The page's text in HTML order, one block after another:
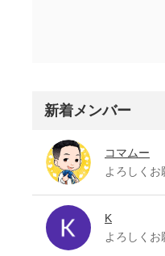
新着メンバー
コマムー
よろしくお
K
よろしくお